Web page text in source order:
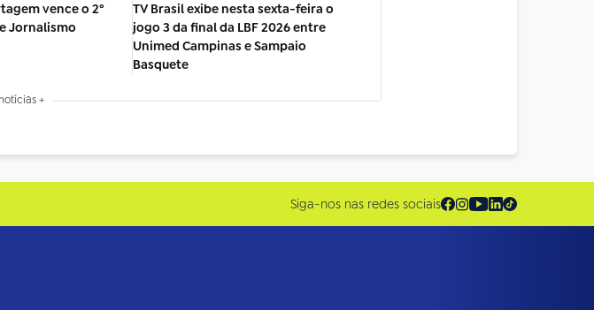
vence o 2º
Jornalismo
TV Brasil exibe nesta sexta-feira o
jogo 3 da final da LBF 2026 entre
Unimed Campinas e Sampaio
Basquete
+
Siga-nos nas redes sociais